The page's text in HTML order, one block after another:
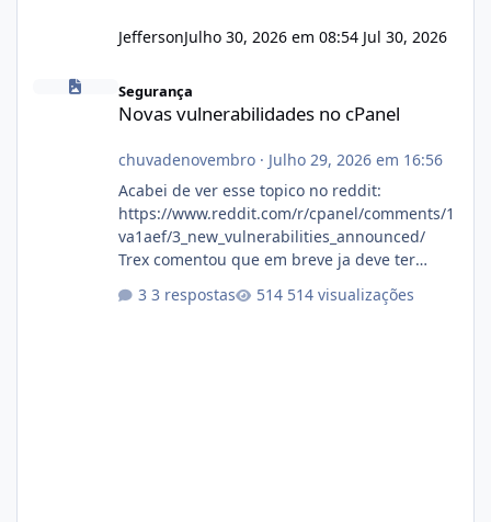
JeffersonJulho 30, 2026 em 08:54 Jul 30, 2026
Novas vulnerabilidades no cPanel
Segurança
Novas vulnerabilidades no cPanel
chuvadenovembro· Julho 29, 2026 em 16:56
Acabei de ver esse topico no reddit:
https://www.reddit.com/r/cpanel/comments/1
va1aef/3_new_vulnerabilities_announced/
Trex comentou que em breve ja deve ter
3 respostas 514 visualizações